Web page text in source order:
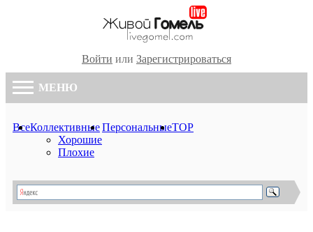
Войти или Зарегистрироваться
МЕНЮ
ВсеКоллективные
Хорошие
Плохие
ПерсональныеTOP